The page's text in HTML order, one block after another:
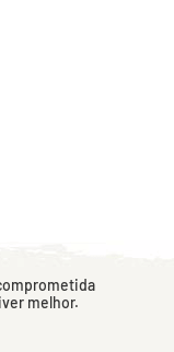
melhor.